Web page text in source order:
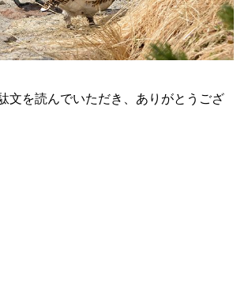
文を読んでいただき、ありがとうござ